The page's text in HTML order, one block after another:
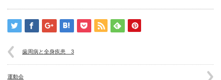
理
は
歯周病と全身疾患 3
運動会